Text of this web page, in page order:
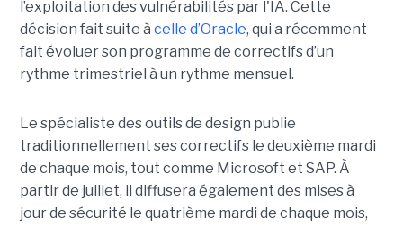
l’exploitation des vulnérabilités par l'IA. Cette
décision fait suite à celle d’Oracle, qui a récemment
fait évoluer son programme de correctifs d’un
rythme trimestriel à un rythme mensuel.
Le spécialiste des outils de design publie
traditionnellement ses correctifs le deuxième mardi
de chaque mois, tout comme Microsoft et SAP. À
partir de juillet, il diffusera également des mises à
jour de sécurité le quatrième mardi de chaque mois,